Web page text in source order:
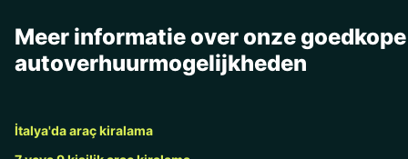
Meer informatie over onze goedkope
autoverhuurmogelijkheden
İtalya'da araç kiralama